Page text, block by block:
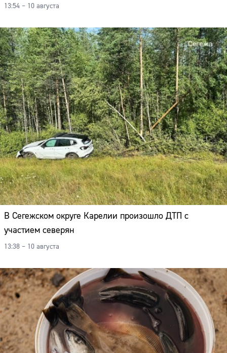
13:54 – 10 августа
В Сегежском округе Карелии произошло ДТП с
участием северян
13:38 – 10 августа